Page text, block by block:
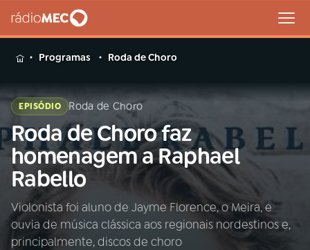
MENU
Buscar
na
Rádio
MEC
Buscar
Início AO VIVO
Programas Roda de Choro
EPISÓDIO Roda de Choro
Roda de Choro faz
homenagem a Raphael
Rabello
Violonista foi aluno de Jayme Florence, o Meira, e
ouvia de música clássica aos regionais nordestinos e,
principalmente, discos de choro